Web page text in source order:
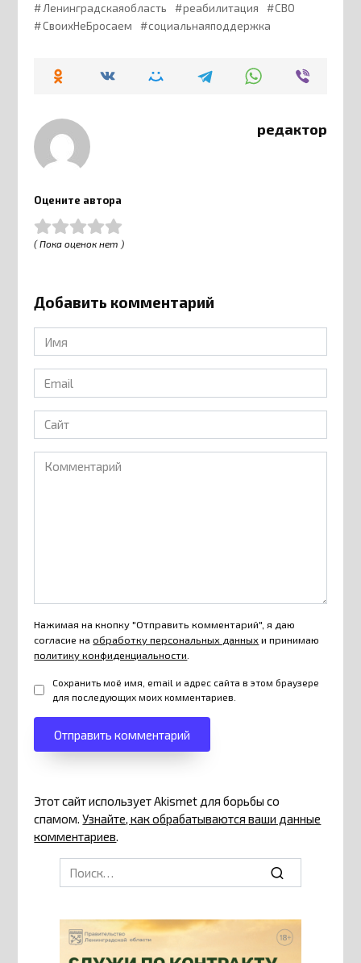
Ленинградскаяобласть
реабилитация
СВО
СвоихНеБросаем
социальнаяподдержка
редактор
Оцените автора
( Пока оценок нет )
Добавить комментарий
Имя
*
Email
*
Сайт
Комментарий
Нажимая на кнопку "Отправить комментарий", я даю
согласие наобработку персональных данныхи принимаю
политику конфиденциальности.
Сохранить моё имя, email и адрес сайта в этом браузере
для последующих моих комментариев.
Этот сайт использует Akismet для борьбы со
спамом.Узнайте, как обрабатываются ваши данные
комментариев.
Search
for: